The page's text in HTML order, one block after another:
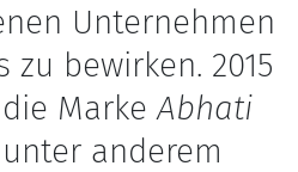
Unternehmen
zu bewirken. 2015
MarkeAbhati
anderem